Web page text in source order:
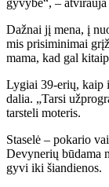
gy­vy­bė“, – at­vi­rau­ja
Daž­nai jį me­na, į
mis pri­si­mi­ni­mai
ma­ma, kad gal
Ly­giai 39-erių, kaip
da­lia. „Tar­si
tars­te­li mo­te­ris.
Sta­se­lė – po­ka­rio
De­vy­ne­rių bū­da­ma
gy­vi iki šian­die­nos.